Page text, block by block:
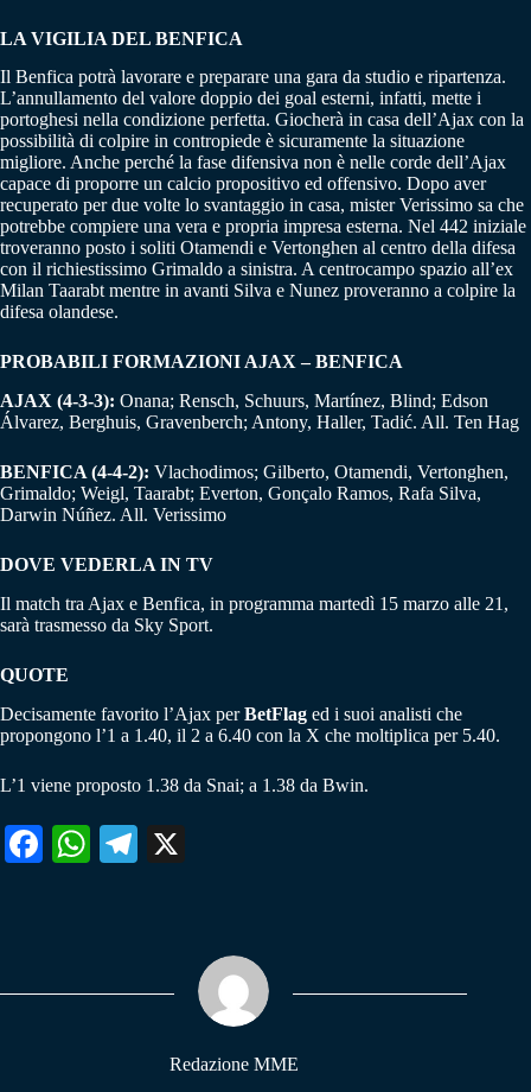
LA VIGILIA DEL BENFICA
Il Benfica potrà lavorare e preparare una gara da studio e ripartenza.
L’annullamento del valore doppio dei goal esterni, infatti, mette i
portoghesi nella condizione perfetta. Giocherà in casa dell’Ajax con la
possibilità di colpire in contropiede è sicuramente la situazione
migliore. Anche perché la fase difensiva non è nelle corde dell’Ajax
capace di proporre un calcio propositivo ed offensivo. Dopo aver
recuperato per due volte lo svantaggio in casa, mister Verissimo sa che
potrebbe compiere una vera e propria impresa esterna. Nel 442 iniziale
troveranno posto i soliti Otamendi e Vertonghen al centro della difesa
con il richiestissimo Grimaldo a sinistra. A centrocampo spazio all’ex
Milan Taarabt mentre in avanti Silva e Nunez proveranno a colpire la
difesa olandese.
PROBABILI FORMAZIONI AJAX – BENFICA
AJAX (4-3-3): Onana; Rensch, Schuurs, Martínez, Blind; Edson
Álvarez, Berghuis, Gravenberch; Antony, Haller, Tadić. All. Ten Hag
BENFICA (4-4-2): Vlachodimos; Gilberto, Otamendi, Vertonghen,
Grimaldo; Weigl, Taarabt; Everton, Gonçalo Ramos, Rafa Silva,
Darwin Núñez. All. Verissimo
DOVE VEDERLA IN TV
Il match tra Ajax e Benfica, in programma martedì 15 marzo alle 21,
sarà trasmesso da Sky Sport.
QUOTE
Decisamente favorito l’Ajax perBetFlag ed i suoi analisti che
propongono l’1 a 1.40, il 2 a 6.40 con la X che moltiplica per 5.40.
L’1 viene proposto 1.38 da Snai; a 1.38 da Bwin.
Fa W
pp
Te
m
Redazione MME